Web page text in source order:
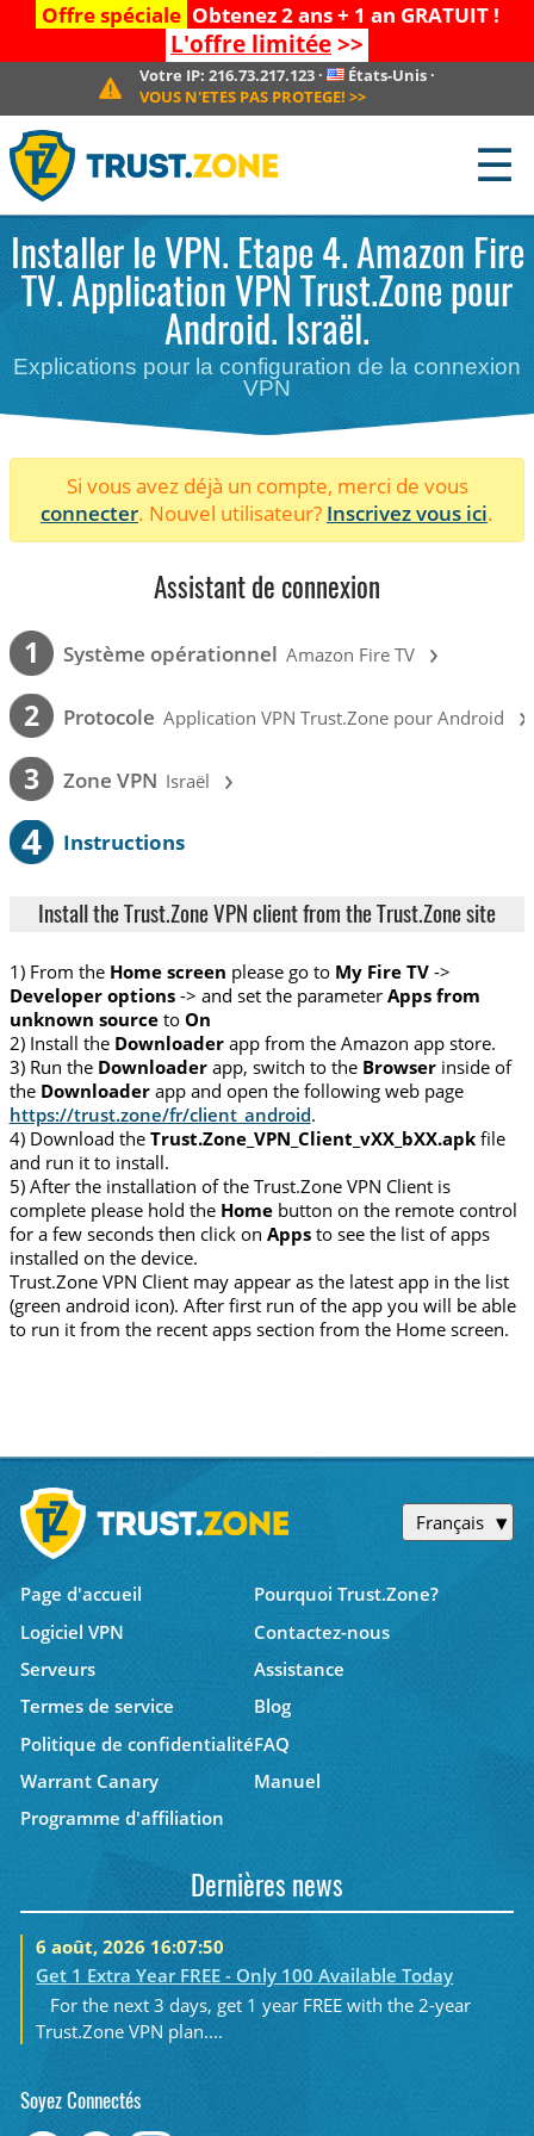
Offre spéciale Obtenez 2 ans + 1 an GRATUIT !
L'offre limitée>>
Votre IP: 216.73.217.123· États-Unis ·
VOUS N'ETES PAS PROTEGE! >>
☰
Installer le VPN. Etape 4. Amazon Fire
TV. Application VPN Trust.Zone pour
Android. Israël.
Explications pour la configuration de la connexion
VPN
Si vous avez déjà un compte, merci de vous
connecter. Nouvel utilisateur? Inscrivez vous ici.
Assistant de connexion
1 Système opérationnel Amazon Fire TV ›
2 Protocole Application VPN Trust.Zone pour Android ›
3 Zone VPN Israël ›
4 Instructions
Install the Trust.Zone VPN client from the Trust.Zone site
1) From the Home screen please go to My Fire TV->
Developer options-> and set the parameter Apps from
unknown sourceto On
2) Install the Downloaderapp from the Amazon app store.
3) Run the Downloaderapp, switch to the Browserinside of
the Downloaderapp and open the following web page
https://trust.zone/fr/client_android.
4) Download the Trust.Zone_VPN_Client_vXX_bXX.apkfile
and run it to install.
5) After the installation of the Trust.Zone VPN Client is
complete please hold the Homebutton on the remote control
for a few seconds then click on Appsto see the list of apps
installed on the device.
Trust.Zone VPN Client may appear as the latest app in the list
(green android icon). After first run of the app you will be able
to run it from the recent apps section from the Home screen.
Français
Page d'accueil
Pourquoi Trust.Zone?
Logiciel VPN
Contactez-nous
Serveurs
Assistance
Termes de service
Blog
Politique de confidentialitéFAQ
Warrant Canary
Manuel
Programme d'affiliation
Dernières news
6 août, 2026 16:07:50
Get 1 Extra Year FREE - Only 100 Available Today
For the next 3 days, get 1 year FREE with the 2-year
Trust.Zone VPN plan....
Soyez Connectés